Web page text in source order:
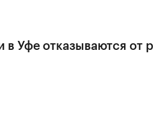
Уфе отказываются от